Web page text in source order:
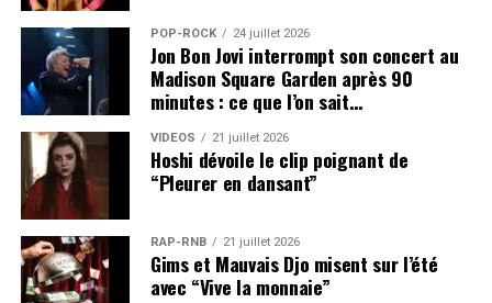
POP-ROCK 24 juillet 2026
Jon Bon Jovi interrompt son concert au
Madison Square Garden après 90
minutes : ce que l’on sait…
VIDEOS 21 juillet 2026
Hoshi dévoile le clip poignant de
“Pleurer en dansant”
RAP-RNB 21 juillet 2026
Gims et Mauvais Djo misent sur l’été
avec “Vive la monnaie”